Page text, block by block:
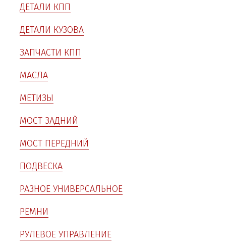
ДЕТАЛИ КПП
ДЕТАЛИ КУЗОВА
ЗАПЧАСТИ КПП
МАСЛА
МЕТИЗЫ
МОСТ ЗАДНИЙ
МОСТ ПЕРЕДНИЙ
ПОДВЕСКА
РАЗНОЕ УНИВЕРСАЛЬНОЕ
РЕМНИ
РУЛЕВОЕ УПРАВЛЕНИЕ